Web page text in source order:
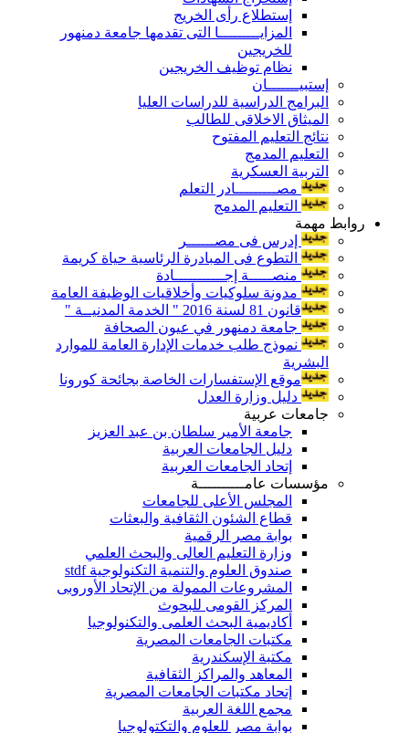
إستطلاع رأى الخريج
المزايـــــــــا التى تقدمها جامعة دمنهور
للخريجين
نظام توظيف الخريجين
إستبيـــــــان
البرامج الدراسية للدراسات العليا
الميثاق الاخلاقى للطالب
نتائج التعليم المفتوح
التعليم المدمج
التربية العسكرية
مصـــــــــادر التعلم
التعليم المدمج
روابط مهمة
إدرس فى مصــــــر
التطوع فى المبادرة الرئاسية حياة كريمة
منصـــــة إجـــــــــــادة
مدونة سلوكيات وأخلاقيات الوظيفة العامة
قانون 81 لسنة 2016 " الخدمة المدنيــة "
جامعة دمنهور في عيون الصحافة
نموذج طلب خدمات الإدارة العامة للموارد
البشرية
موقع الإستفسارات الخاصة بجائحة كورونا
دليل وزارة العدل
جامعات عربية
جامعة الأمير سلطان بن عبد العزيز
دليل الجامعات العربية
إتحاد الجامعات العربية
مؤسسات عامــــــــــة
المجلس الأعلى للجامعات
قطاع الشئون الثقافية والبعثات
بوابة مصر الرقمية
وزارة التعليم العالى والبحث العلمي
صندوق العلوم والتنمية التكنولوجية stdf
المشروعات الممولة من الإتحاد الأوروبى
المركز القومى للبحوث
أكاديمية البحث العلمى والتكنولوجيا
مكتبات الجامعات المصرية
مكتبة الإسكندرية
المعاهد والمراكز الثقافية
إتحاد مكتبات الجامعات المصرية
مجمع اللغة العربية
بوابة مصر للعلوم والتكتولوجيا